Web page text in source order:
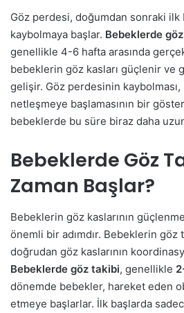
Göz perdesi, doğumdan sonraki
kaybolmaya başlar. Bebeklerde
genellikle 4-6 hafta arasında
bebeklerin göz kasları güçlenir ve
gelişir. Göz perdesinin
netleşmeye başlamasının bir
bebeklerde bu süre biraz daha
Bebeklerde Göz
Zaman Başlar?
Bebeklerin göz kaslarının
önemli bir adımdır. Bebeklerin göz
doğrudan göz kaslarının
Bebeklerde göz takibi, genellikle
dönemde bebekler, hareket eden
etmeye başlarlar. İlk başlarda